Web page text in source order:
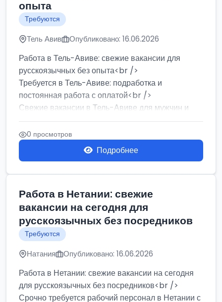
опыта
Требуются
Тель Авив Опубликовано: 16.06.2026
Работа в Тель-Авиве: свежие вакансии для
русскоязычных без опыта<br />
Требуется в Тель-Авиве: подработка и
постоянная работа с оплатой<br />
Свежие вакансии в Тель-Авиве для мужчин и
женщин от хозя...
0 просмотров
Подробнее
Работа в Нетании: свежие
вакансии на сегодня для
русскоязычных без посредников
Требуются
Натания Опубликовано: 16.06.2026
Работа в Нетании: свежие вакансии на сегодня
для русскоязычных без посредников<br />
Срочно требуется рабочий персонал в Нетании с